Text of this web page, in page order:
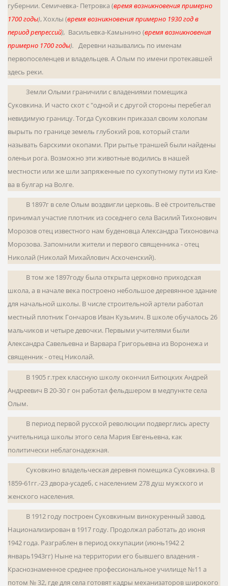
губернии. Семичевка- Петровка (время возникновения примерно
1700 годы), Хохлы (время возникновения примерно 1930 год в
период репрессий), Васильевка-Камынино (время возникновения
примерно 1700 годы). Деревни назывались по именам
первопоселенцев и владельцев. А Олым по имени протекавшей
здесь реки.
Земли Олыми граничили с владениями помещика
Суковкина. И часто скот с "одной и с другой стороны перебегал
невидимую границу. Тогда Суковкин приказал своим холопам
вырыть по границе земель глу­бокий ров, который стали
называть барскими окопами. При рытье траншей были найдены
оленьи рога. Возможно эти животные водились в нашей
местности или же шли запряженные по сухопутному пути из Кие­
ва в булгар на Волге.
В 1897г в селе Олым воздвигли церковь. В её строительстве
принимал участие плотник из соседнего села Василий Тихонович
Морозов отец известного нам буденовца Александра Тихоновича
Морозова. Запомнили жители и первого священника - отец
Николай (Николай Михайлович Аскоченский).
В том же 1897году была открыта церковно приходская
школа, а в на­чале века построено небольшое деревянное здание
для начальной школы. В числе строительной артели работал
местный плотник Гонча­ров Иван Кузьмич. В школе обучалось 26
мальчиков и четыре девочки. Первыми учителями были
Александра Савельевна и Варвара Григорьевна из Воронежа и
священник - отец Николай.
В 1905 г.трех классную школу окончил Битюцких Андрей
Андреевич В 20-30 г он работал фельдшером в медпункте села
Олым.
В период первой русской революции подверглись аресту
учительница школы этого села Мария Евгеньевна, как
политически неблагонадежная.
Суковкино владельческая деревня помещика Суковкина. В
1859-61гг.-23 двора-усадеб, с населением 278 душ мужского и
женского населения.
В 1912 году построен Суковкиным винокуренный завод.
Национали­зирован в 1917 году. Продолжал работать до июня
1942 года. Разграблен в период оккупации (июнь1942 2
январь1943гг) Ныне на территории его бывшего владения -
Краснознаменное среднее профес­сиональное училище №11 а
потом № 32, где для села готовят кадры механизаторов широкого